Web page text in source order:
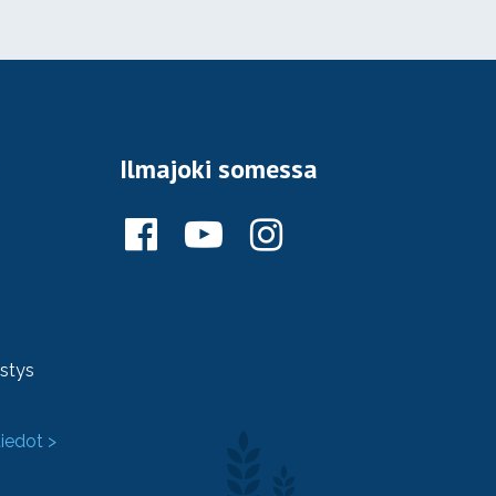
>
Ilmajoki somessa